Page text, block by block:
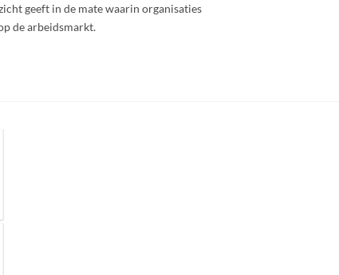
geeft in de mate waarin organisaties
de arbeidsmarkt.